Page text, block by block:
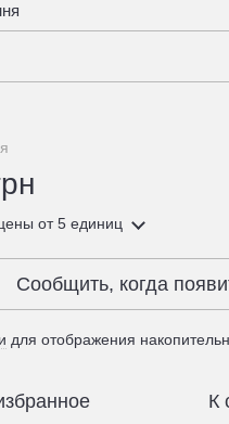
от 5 единиц
Сообщить, когда
для отображения
К